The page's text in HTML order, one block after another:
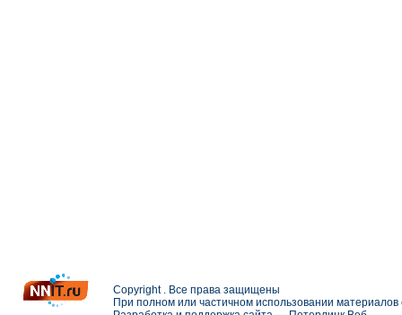
Copyright . Все права защищены
При полном или частичном использовании